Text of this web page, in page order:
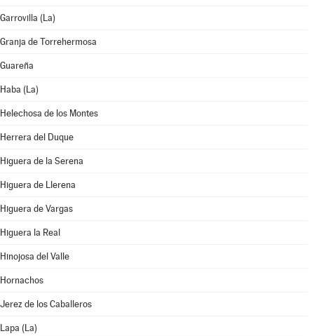
Garrovilla (La)
Granja de Torrehermosa
Guareña
Haba (La)
Helechosa de los Montes
Herrera del Duque
Higuera de la Serena
Higuera de Llerena
Higuera de Vargas
Higuera la Real
Hinojosa del Valle
Hornachos
Jerez de los Caballeros
Lapa (La)